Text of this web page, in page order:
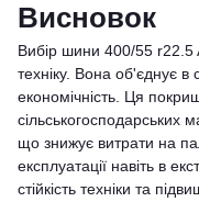
Висновок
Вибір шини 400/55 r22.5
техніку. Вона об'єднує в
економічність. Ця
сільськогосподарських
що знижує витрати на
експлуатації навіть в
стійкість техніки та